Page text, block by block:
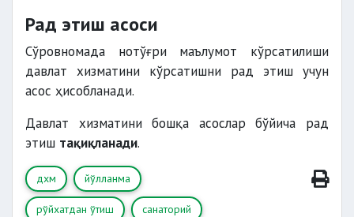
Рад этиш асоси
Сўровномада нотўғри маълумот кўрсатилиши
давлат хизматини кўрсатишни рад этиш учун
асос ҳисобланади.
Давлат хизматини бошқа асослар бўйича рад
этиш тақиқланади.
дхм йўлланма
рўйхатдан ўтиш санаторий